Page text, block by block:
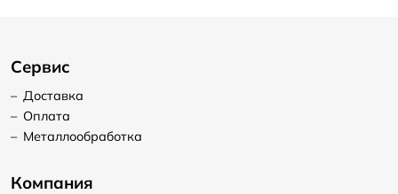
Сервис
– Доставка
– Оплата
– Металлообработка
Компания